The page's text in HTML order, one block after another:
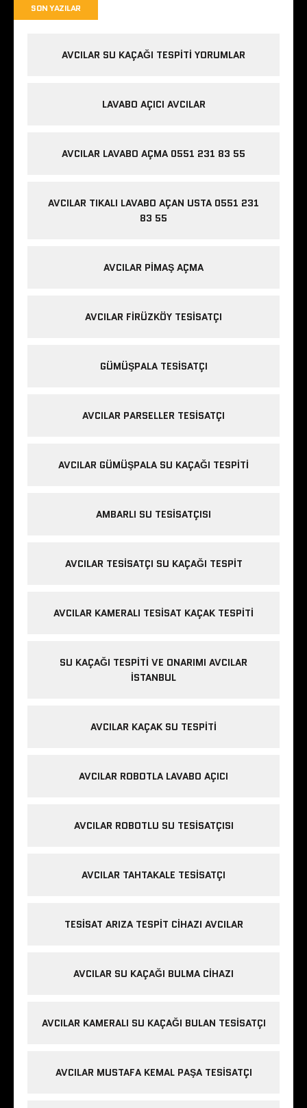
SON YAZILAR
AVCILAR SU KAÇAĞI TESPITI YORUMLAR
LAVABO AÇICI AVCILAR
AVCILAR LAVABO AÇMA 0551 231 83 55
AVCILAR TIKALI LAVABO AÇAN USTA 0551 231
83 55
AVCILAR PIMAŞ AÇMA
AVCILAR FIRÜZKÖY TESISATÇI
GÜMÜŞPALA TESISATÇI
AVCILAR PARSELLER TESISATÇI
AVCILAR GÜMÜŞPALA SU KAÇAĞI TESPITI
AMBARLI SU TESISATÇISI
AVCILAR TESISATÇI SU KAÇAĞI TESPIT
AVCILAR KAMERALI TESISAT KAÇAK TESPITI
SU KAÇAĞI TESPITI VE ONARIMI AVCILAR
İSTANBUL
AVCILAR KAÇAK SU TESPITI
AVCILAR ROBOTLA LAVABO AÇICI
AVCILAR ROBOTLU SU TESISATÇISI
AVCILAR TAHTAKALE TESISATÇI
TESISAT ARIZA TESPIT CIHAZI AVCILAR
AVCILAR SU KAÇAĞI BULMA CIHAZI
AVCILAR KAMERALI SU KAÇAĞI BULAN TESISATÇI
AVCILAR MUSTAFA KEMAL PAŞA TESISATÇI